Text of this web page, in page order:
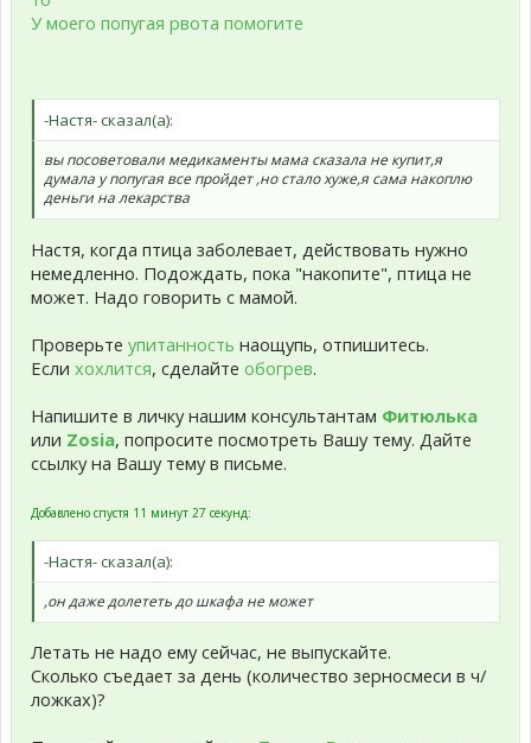
У моего попугая рвота помогите
-Настя- сказал(а):
вы посоветовали медикаменты мама сказала не купит,я
думала у попугая все пройдет ,но стало хуже,я сама накоплю
деньги на лекарства
Настя, когда птица заболевает, действовать нужно
немедленно. Подождать, пока "накопите", птица не
может. Надо говорить с мамой.
Проверьте упитанность наощупь, отпишитесь.
Если хохлится, сделайте обогрев.
Напишите в личку нашим консультантам Фитюлька
или Zosia, попросите посмотреть Вашу тему. Дайте
ссылку на Вашу тему в письме.
Добавлено спустя 11 минут 27 секунд:
-Настя- сказал(а):
,он даже долететь до шкафа не может
Летать не надо ему сейчас, не выпускайте.
Сколько съедает за день (количество зерносмеси в ч/
ложках)?